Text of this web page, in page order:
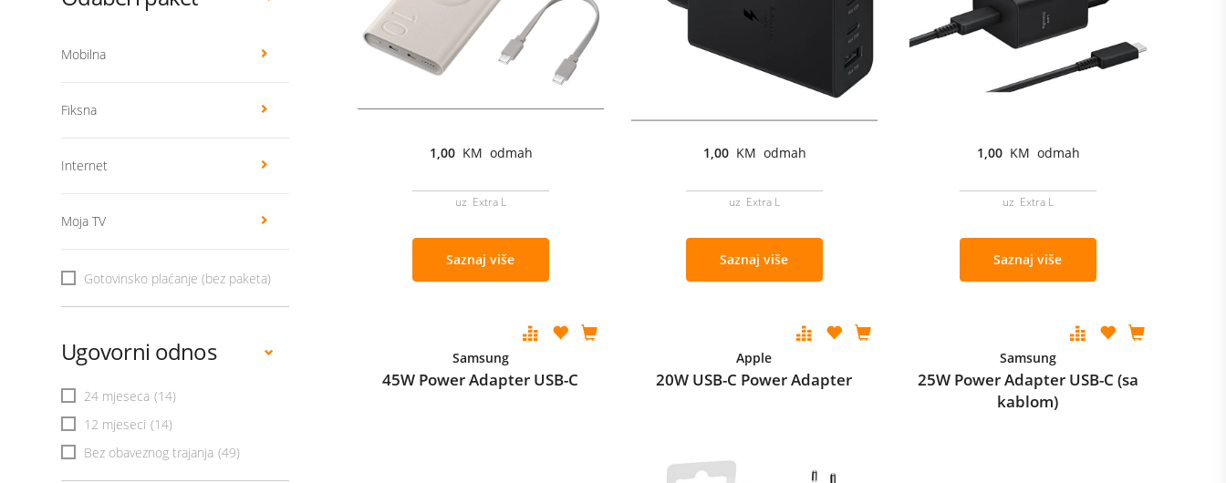
Mobilna
Fiksna
Internet
Moja TV
Gotovinsko plaćanje (bez paketa)
Ugovorni odnos
24 mjeseca (14)
12 mjeseci (14)
Bez obaveznog trajanja (49)
1,00 KM odmah
uz Extra L
Saznaj više
1,00 KM odmah
uz Extra L
Saznaj više
1,00 KM odmah
uz Extra L
Saznaj više
Samsung
45W Power Adapter USB-C
Apple
20W USB-C Power Adapter
Samsung
25W Power Adapter USB-C (sa
kablom)